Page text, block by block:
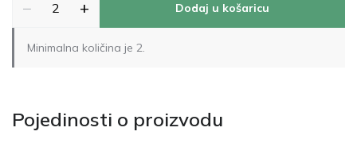
− + Dodaj u košaricu
Minimalna količina je 2.
Pojedinosti o proizvodu